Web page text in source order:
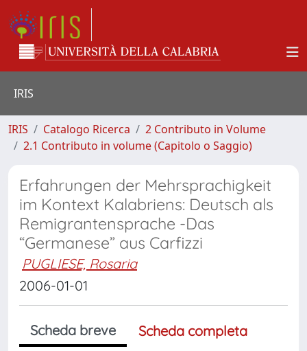
IRIS
IRIS Catalogo Ricerca
2 Contributo in Volume
2.1 Contributo in volume (Capitolo o Saggio)
Erfahrungen der Mehrsprachigkeit
im Kontext Kalabriens: Deutsch als
Remigrantensprache -Das
“Germanese” aus Carfizzi
PUGLIESE, Rosaria
2006-01-01
Scheda breve
Scheda completa